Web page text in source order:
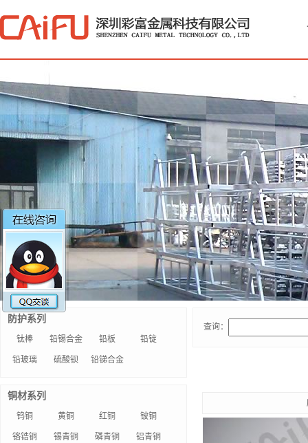
防护系列
钛棒 铅锡合金 铅板
铅锭
铅玻璃
硫酸钡 铅锑合金
铜材系列
钨铜 黄铜 红铜
铍铜
铬锆铜
锡青铜 磷青铜 铝青铜
查询：